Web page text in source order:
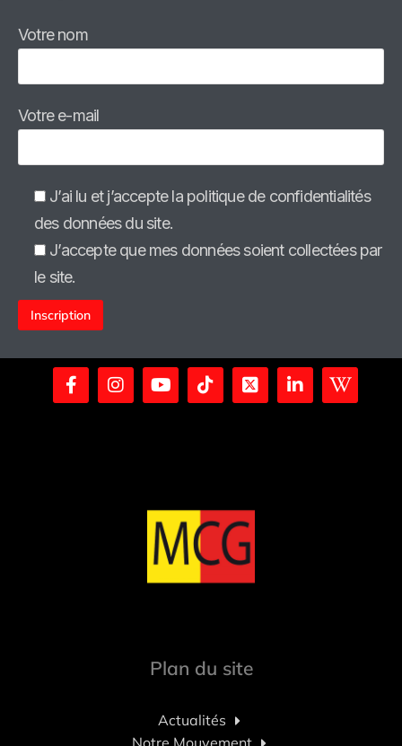
Votre nom
Votre e-mail
J’ai lu et j’accepte la politique de confidentialités
des données du site.
J’accepte que mes données soient collectées par
le site.
Plan du site
Actualités
Notre Mouvement